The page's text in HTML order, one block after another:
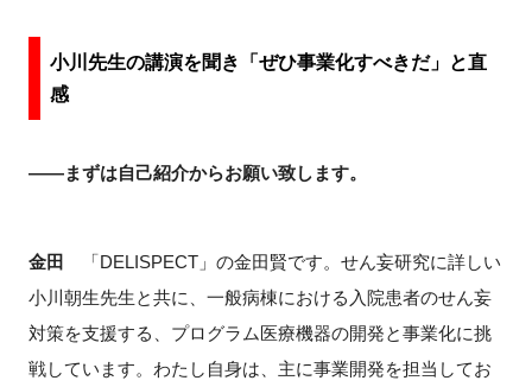
小川先生の講演を聞き「ぜひ事業化すべきだ」と直
感
――まずは自己紹介からお願い致します。
金田
「DELISPECT」の金田賢です。せん妄研究に詳しい
小川朝生先生と共に、一般病棟における入院患者のせん妄
対策を支援する、プログラム医療機器の開発と事業化に挑
戦しています。わたし自身は、主に事業開発を担当してお